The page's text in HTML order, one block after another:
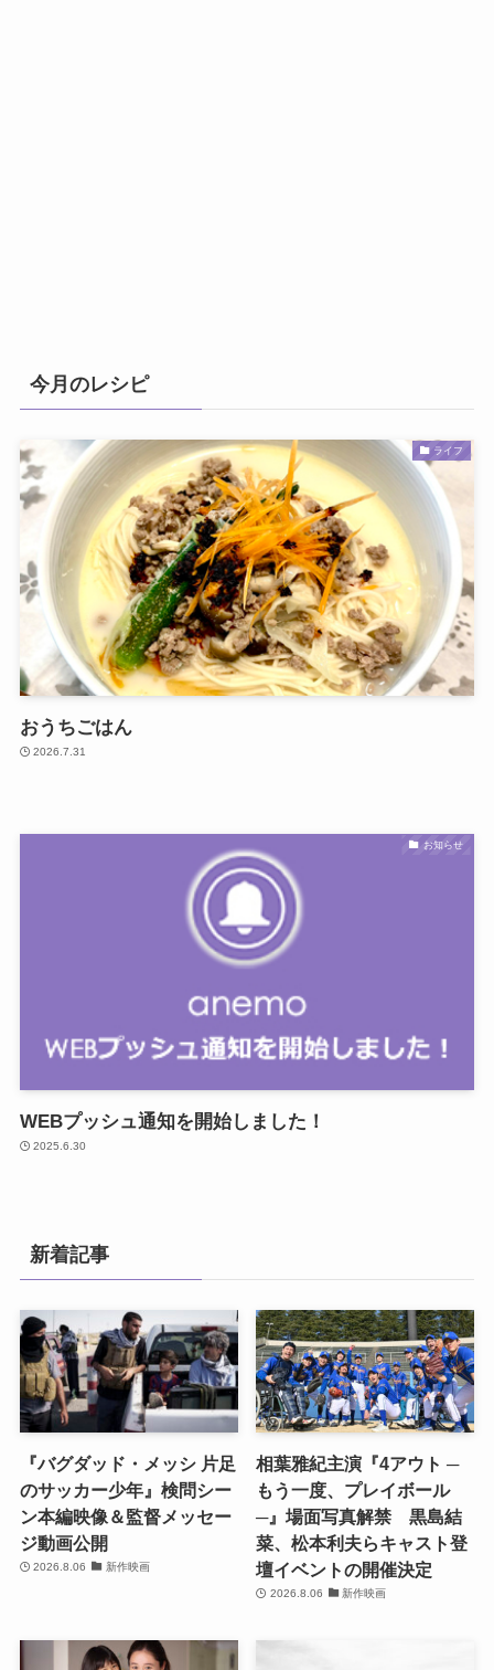
今月のレシピ
ライフ
おうちごはん
2026.7.31
お知らせ
WEBプッシュ通知を開始しました！
2025.6.30
新着記事
『バグダッド・メッシ 片足
のサッカー少年』検問シー
ン本編映像＆監督メッセー
ジ動画公開
2026.8.06 新作映画
相葉雅紀主演『4アウト ─
もう一度、プレイボール
─』場面写真解禁 黒島結
菜、松本利夫らキャスト登
壇イベントの開催決定
2026.8.06 新作映画